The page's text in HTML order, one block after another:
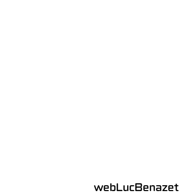
webLucBenazet